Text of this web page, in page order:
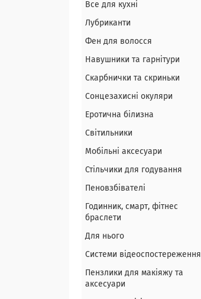
Все для кухні
Лубриканти
Фен для волосся
Навушники та гарнітури
Скарбнички та скриньки
Сонцезахисні окуляри
Еротична білизна
Світильники
Мобільні аксесуари
Стільчики для годування
Пеновзбівателі
Годинник, смарт, фітнес
браслети
Для нього
Системи відеоспостереження
Пензлики для макіяжу та
аксесуари